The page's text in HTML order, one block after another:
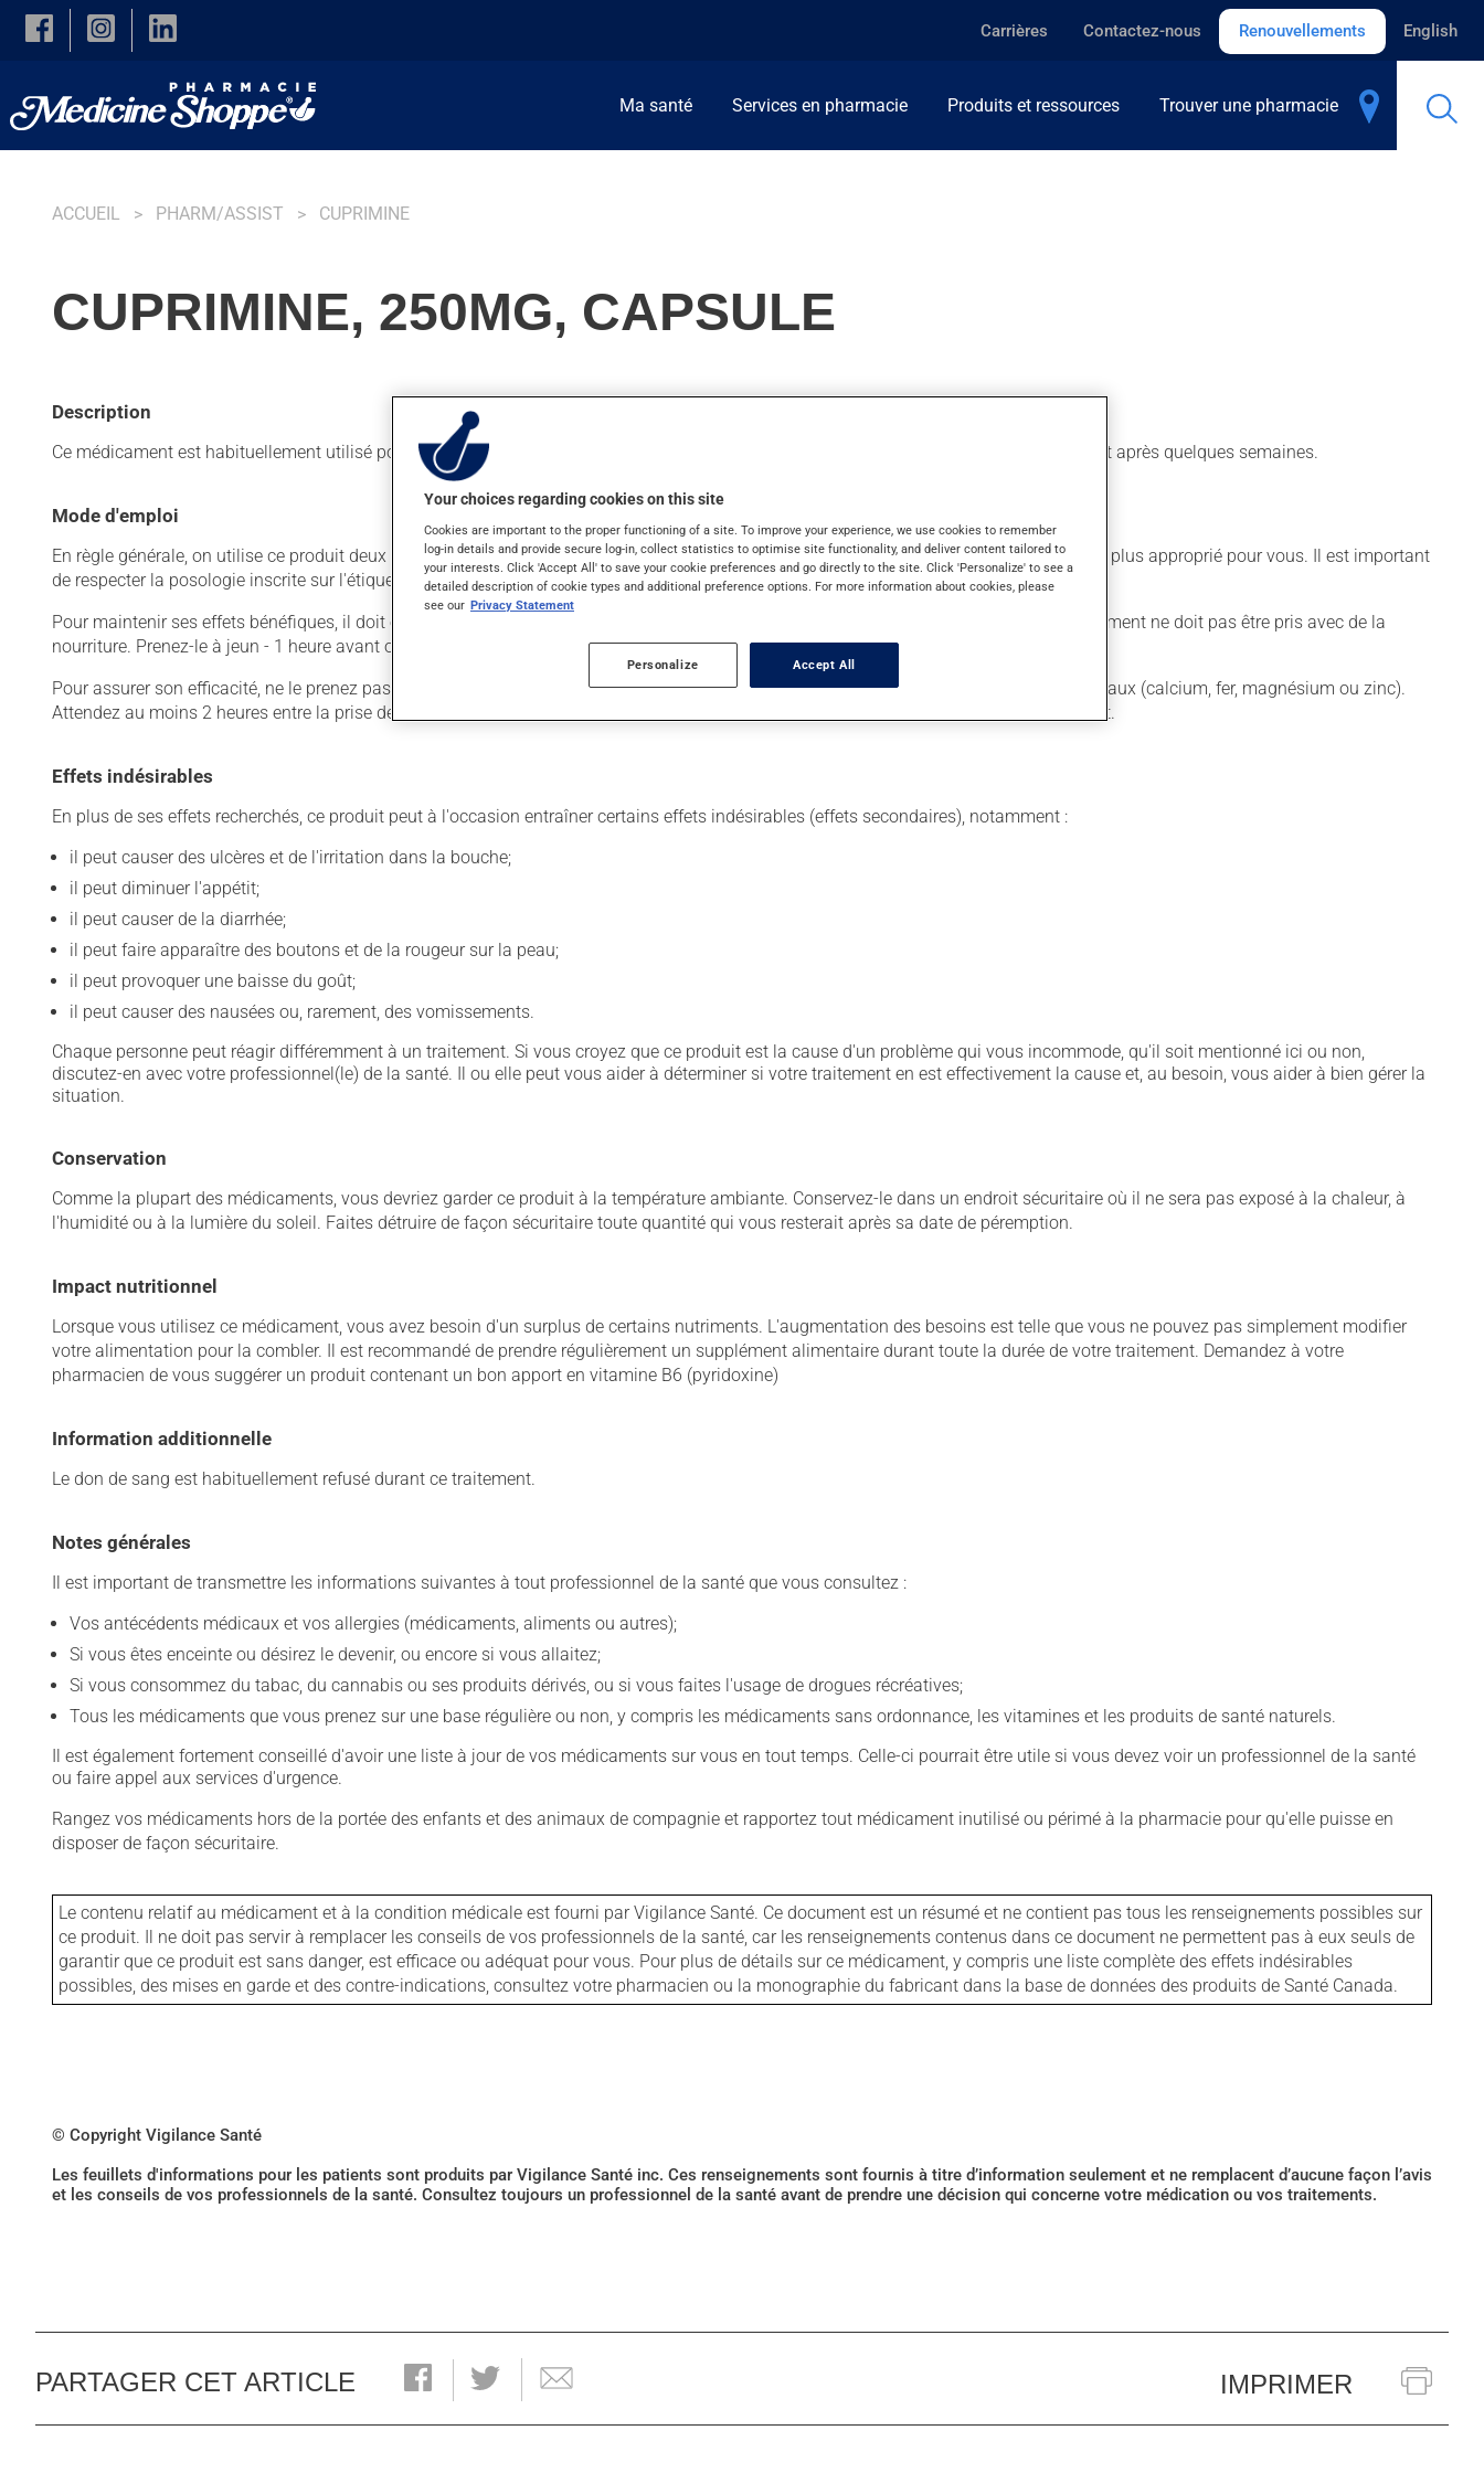
Skip to main content
Carrières Contactez-nous Renouvellements English
Ma santé Services en pharmacie Produits et ressources Trouver une pharmacie
ACCUEIL PHARM/ASSIST CUPRIMINE
CUPRIMINE, 250MG, CAPSULE
Description
Ce médicament est habituellement utilisé pour l'arthrite rhumatoïde. On l'emploie aussi pour d'autres indications. Il produit son plein effet après quelques semaines.
Mode d'emploi
En règle générale, on utilise ce produit deux fois par jour. Il est possible que votre pharmacien vous ait indiqué un horaire différent qui est plus approprié pour vous. Il est important
de respecter la posologie inscrite sur l'étiquette. N'en utilisez pas plus, ni plus souvent qu'indiqué.
Pour maintenir ses effets bénéfiques, il doit être utilisé de façon régulière et continue. Assurez-vous de ne jamais en manquer. Ce médicament ne doit pas être pris avec de la
nourriture. Prenez-le à jeun - 1 heure avant ou 2 heures après un repas.
Pour assurer son efficacité, ne le prenez pas en même temps que du lait ou des produits laitiers, un antiacide ou un supplément de minéraux (calcium, fer, magnésium ou zinc).
Attendez au moins 2 heures entre la prise de ces différents produits. Il est recommandé de boire beaucoup d'eau durant tout le traitement.
Effets indésirables
En plus de ses effets recherchés, ce produit peut à l'occasion entraîner certains effets indésirables (effets secondaires), notamment :
il peut causer des ulcères et de l'irritation dans la bouche;
il peut diminuer l'appétit;
il peut causer de la diarrhée;
il peut faire apparaître des boutons et de la rougeur sur la peau;
il peut provoquer une baisse du goût;
il peut causer des nausées ou, rarement, des vomissements.
Chaque personne peut réagir différemment à un traitement. Si vous croyez que ce produit est la cause d'un problème qui vous incommode, qu'il soit mentionné ici ou non,
discutez-en avec votre professionnel(le) de la santé. Il ou elle peut vous aider à déterminer si votre traitement en est effectivement la cause et, au besoin, vous aider à bien gérer la
situation.
Conservation
Comme la plupart des médicaments, vous devriez garder ce produit à la température ambiante. Conservez-le dans un endroit sécuritaire où il ne sera pas exposé à la chaleur, à
l'humidité ou à la lumière du soleil. Faites détruire de façon sécuritaire toute quantité qui vous resterait après sa date de péremption.
Impact nutritionnel
Lorsque vous utilisez ce médicament, vous avez besoin d'un surplus de certains nutriments. L'augmentation des besoins est telle que vous ne pouvez pas simplement modifier
votre alimentation pour la combler. Il est recommandé de prendre régulièrement un supplément alimentaire durant toute la durée de votre traitement. Demandez à votre
pharmacien de vous suggérer un produit contenant un bon apport en vitamine B6 (pyridoxine)
Information additionnelle
Le don de sang est habituellement refusé durant ce traitement.
Notes générales
Il est important de transmettre les informations suivantes à tout professionnel de la santé que vous consultez :
Vos antécédents médicaux et vos allergies (médicaments, aliments ou autres);
Si vous êtes enceinte ou désirez le devenir, ou encore si vous allaitez;
Si vous consommez du tabac, du cannabis ou ses produits dérivés, ou si vous faites l'usage de drogues récréatives;
Tous les médicaments que vous prenez sur une base régulière ou non, y compris les médicaments sans ordonnance, les vitamines et les produits de santé naturels.
Il est également fortement conseillé d'avoir une liste à jour de vos médicaments sur vous en tout temps. Celle-ci pourrait être utile si vous devez voir un professionnel de la santé
ou faire appel aux services d'urgence.
Rangez vos médicaments hors de la portée des enfants et des animaux de compagnie et rapportez tout médicament inutilisé ou périmé à la pharmacie pour qu'elle puisse en
disposer de façon sécuritaire.
Le contenu relatif au médicament et à la condition médicale est fourni par Vigilance Santé. Ce document est un résumé et ne contient pas tous les renseignements possibles sur
ce produit. Il ne doit pas servir à remplacer les conseils de vos professionnels de la santé, car les renseignements contenus dans ce document ne permettent pas à eux seuls de
garantir que ce produit est sans danger, est efficace ou adéquat pour vous. Pour plus de détails sur ce médicament, y compris une liste complète des effets indésirables
possibles, des mises en garde et des contre-indications, consultez votre pharmacien ou la monographie du fabricant dans la base de données des produits de Santé Canada.
© Copyright Vigilance Santé
Les feuillets d'informations pour les patients sont produits par Vigilance Santé inc. Ces renseignements sont fournis à titre d’information seulement et ne remplacent d’aucune façon l’avis
et les conseils de vos professionnels de la santé. Consultez toujours un professionnel de la santé avant de prendre une décision qui concerne votre médication ou vos traitements.
PARTAGER CET ARTICLE IMPRIMER
Your choices regarding cookies on this site
Cookies are important to the proper functioning of a site. To improve your experience, we use cookies to remember
log-in details and provide secure log-in, collect statistics to optimise site functionality, and deliver content tailored to
your interests. Click 'Accept All' to save your cookie preferences and go directly to the site. Click 'Personalize' to see a
detailed description of cookie types and additional preference options. For more information about cookies, please
see our Privacy Statement
Personalize Accept All